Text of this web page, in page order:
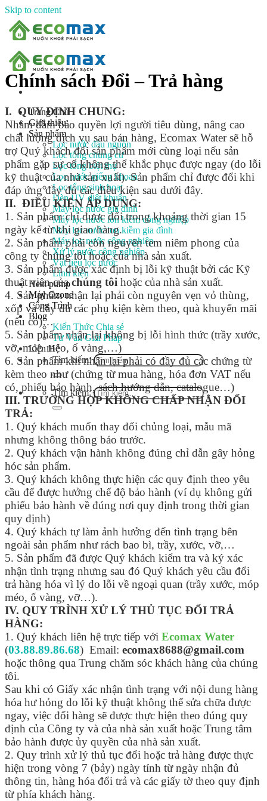
Skip to content
Trang Chủ
Giới thiệu
Sản phẩm
Lọc nước đầu nguồn
Lọc tổng chung cư
Lọc tổng biệt thự
Lọc nước giếng khoan
Lọc tổng sinh hoạt
Đèn UV diệt khuẩn
Máy lọc nước gia đình
Máy lọc nước ion kiềm công nghiệp
Máy lọc nước ion kiềm gia đình
Máy lọc nước công nghiệp
Xử lý nước công nghiệp
Vật liệu lọc nước
Linh kiện
Heat pump
Máy Ozone
Công Trình
Blog
Kiến Thức Chia sẻ
Tư Vấn Giải Pháp
Liên Hệ
Tìm kiếm:
Tìm kiếm:
Chính sách Đổi – Trả hàng
I. QUY ĐỊNH CHUNG:
Nhằm đảm bảo quyền lợi người tiêu dùng, nâng cao
chất lượng dịch vụ sau bán hàng, Ecomax Water sẽ hỗ
trợ Quý khách đổi sản phẩm mới cùng loại nếu sản
phẩm gặp sự cố không thể khắc phục được ngay (do lỗi
kỹ thuật của nhà sản xuất). Sản phẩm chỉ được đổi khi
đáp ứng đầy đủ các điều kiện sau dưới đây.
II. ĐIỀU KIỆN ÁP DỤNG:
1. Sản phẩm chỉ được đổi trong khoảng thời gian 15
ngày kể từ khi giao hàng.
2. Sản phẩm phải còn nguyên tem niêm phong của
công ty chúng tôi hoặc của nhà sản xuất.
3. Sản phẩm được xác định bị lỗi kỹ thuật bởi các Kỹ
thuật viên củachúng tôi hoặc của nhà sản xuất.
4. Sản phẩm nhận lại phải còn nguyên vẹn vỏ thùng,
xốp và đầy đủ các phụ kiện kèm theo, quà khuyến mãi
(nếu có)…
5. Sản phẩm nhận lại không bị lỗi hình thức (trầy xước,
vỡ, móp méo, ố vàng,…)
6. Sản phẩm khi nhận lại phải có đầy đủ các chứng từ
kèm theo như (chứng từ mua hàng, hóa đơn VAT nếu
có, phiếu bảo hành, sách hướng dẫn, catalogue…)
III. TRƯỜNG HỢP KHÔNG CHẤP NHẬN ĐỔI
TRẢ:
1. Quý khách muốn thay đổi chủng loại, mẫu mã
nhưng không thông báo trước.
2. Quý khách vận hành không đúng chỉ dẫn gây hỏng
hóc sản phẩm.
3. Quý khách không thực hiện các quy định theo yêu
cầu để được hưởng chế độ bảo hành (ví dụ không gửi
phiếu bảo hành về đúng nơi quy định trong thời gian
quy định)
4. Quý khách tự làm ảnh hưởng đến tình trạng bên
ngoài sản phẩm như rách bao bì, trầy, xước, vỡ,…
5. Sản phẩm đã được Quý khách kiểm tra và ký xác
nhận tình trạng nhưng sau đó Quý khách yêu cầu đổi
trả hàng hóa vì lý do lỗi về ngoại quan (trầy xước, móp
méo, ố vàng, vỡ…).
IV. QUY TRÌNH XỬ LÝ THỦ TỤC ĐỔI TRẢ
HÀNG:
1. Quý khách liên hệ trực tiếp với Ecomax Water
(03.88.89.86.68) Email: ecomax8688@gmail.com
hoặc thông qua Trung chăm sóc khách hàng của chúng
tôi.
Sau khi có Giấy xác nhận tình trạng với nội dung hàng
hóa hư hỏng do lỗi kỹ thuật không thể sửa chữa được
ngay, việc đổi hàng sẽ được thực hiện theo đúng quy
định của Công ty và của nhà sản xuất hoặc Trung tâm
bảo hành được ủy quyền của nhà sản xuất.
2. Quy trình xử lý thủ tục đổi hoặc trả hàng được thực
hiện trong vòng 7 (bảy) ngày tính từ ngày nhận đủ
thông tin, hàng hóa đổi trả và các giấy tờ theo quy định
từ phía khách hàng.